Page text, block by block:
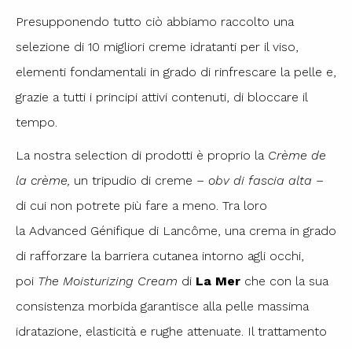
Presupponendo tutto ciò abbiamo raccolto una
selezione di 10 migliori creme idratanti per il viso,
elementi fondamentali in grado di rinfrescare la pelle e,
grazie a tutti i principi attivi contenuti, di bloccare il
tempo.
La nostra selection di prodotti è proprio la Crème de
la crème, un tripudio di creme – obv di fascia alta –
di cui non potrete più fare a meno. Tra loro
la Advanced Génifique di Lancôme, una crema in grado
di rafforzare la barriera cutanea intorno agli occhi,
poi The Moisturizing Cream di La Mer che con la sua
consistenza morbida garantisce alla pelle massima
idratazione, elasticità e rughe attenuate. Il trattamento